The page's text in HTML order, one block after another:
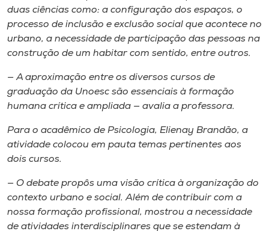
duas ciências como: a configuração dos espaços, o
processo de inclusão e exclusão social que acontece no
urbano, a necessidade de participação das pessoas na
construção de um habitar com sentido, entre outros.
— A aproximação entre os diversos cursos de
graduação da Unoesc são essenciais à formação
humana crítica e ampliada — avalia a professora.
Para o acadêmico de Psicologia, Elienay Brandão, a
atividade colocou em pauta temas pertinentes aos
dois cursos.
— O debate propôs uma visão crítica à organização do
contexto urbano e social. Além de contribuir com a
nossa formação profissional, mostrou a necessidade
de atividades interdisciplinares que se estendam à